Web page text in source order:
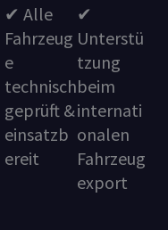
✔ Alle
Fahrzeug
e
technisch
geprüft &
einsatzb
ereit
✔
Unterstü
tzung
beim
internati
onalen
Fahrzeug
export